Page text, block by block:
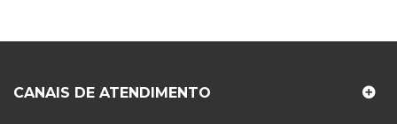
CANAIS DE ATENDIMENTO